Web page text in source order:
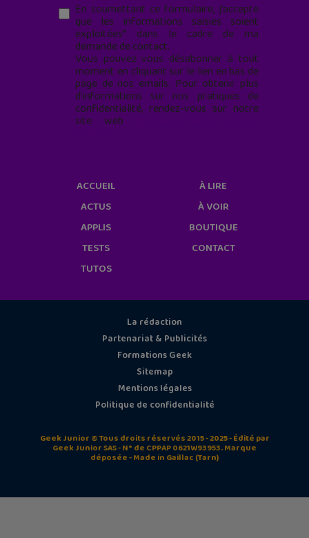
En soumettant ce formulaire, j’accepte
que les informations saisies soient
exploitées* dans le cadre de ma
demande de contact.
Vous pouvez vous désabonner à tout
moment en cliquant sur le lien en bas de
page de nos emails. Pour obtenir plus
d'informations sur nos pratiques de
confidentialité, rendez-vous sur notre
site web
ACCUEIL
ACTUS
APPLIS
TESTS
TUTOS
À LIRE
À VOIR
BOUTIQUE
CONTACT
La rédaction
Partenariat & Publicités
Formations Geek
Sitemap
Mentions légales
Politique de confidentialité
Geek Junior © Tous droits réservés 2015 - 2025 - Édité par
Geek Junior SAS - N° de CPPAP 0621W93953. Marque
déposée - Made in Gaillac (Tarn)